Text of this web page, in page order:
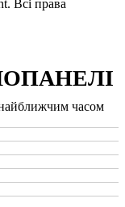
Всі права
часом